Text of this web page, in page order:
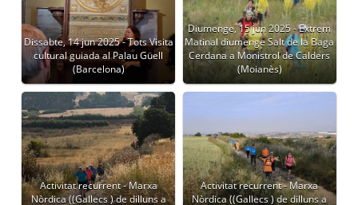
Dissabte, 14 jun 2025 - Tots Visita
cultural guiada al Palau Güell
(Barcelona)
Diumenge, 15 jun 2025 - Extrem
Matinal diumenge Salt de la Baga
Cerdana a Monistrol de Calders
(Moianès)
Activitat recurrent - Marxa
Nòrdica ((Gallecs ) de dilluns a
Activitat recurrent - Marxa
Nòrdica ((Gallecs ) de dilluns a